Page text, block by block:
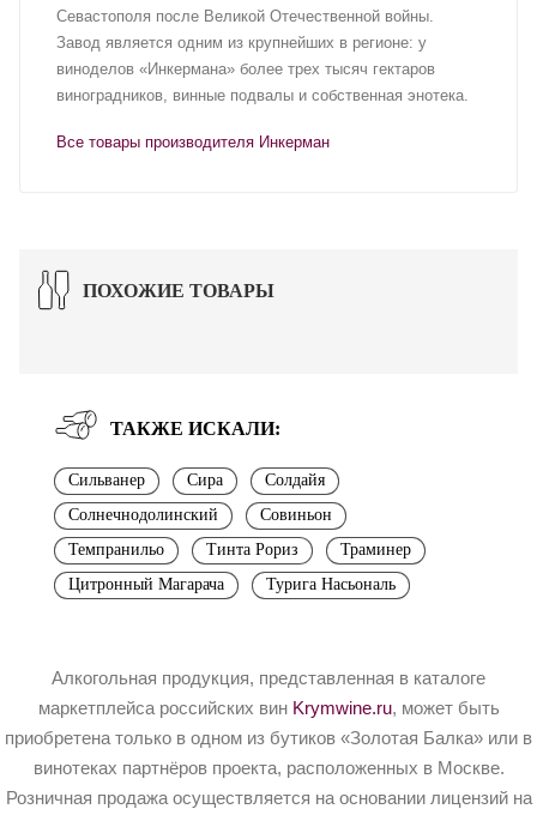
Севастополя после Великой Отечественной войны.
Завод является одним из крупнейших в регионе: у
виноделов «Инкермана» более трех тысяч гектаров
виноградников, винные подвалы и собственная энотека.
Все товары производителя Инкерман
ПОХОЖИЕ ТОВАРЫ
ТАКЖЕ ИСКАЛИ:
Сильванер Сира
Солдайя
Солнечнодолинский
Совиньон
Темпранильо
Тинта Рориз
Траминер
Цитронный Магарача
Турига Насьональ
Алкогольная продукция, представленная в каталоге
маркетплейса российских вин Krymwine.ru, может быть
приобретена только в одном из бутиков «Золотая Балка» или в
винотеках партнёров проекта, расположенных в Москве.
Розничная продажа осуществляется на основании лицензий на